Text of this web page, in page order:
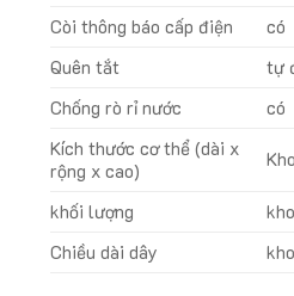
Còi thông báo cấp điện
có
Quên tắt
tự
Chống rò rỉ nước
có
Kích thước cơ thể (dài x
rộng x cao)
khối lượng
Chiều dài dây